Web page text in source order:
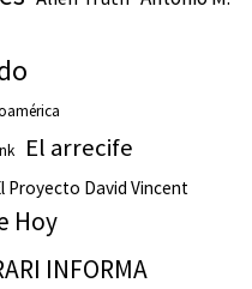
El arrecife
Proyecto David Vincent
Hoy
INFORMA